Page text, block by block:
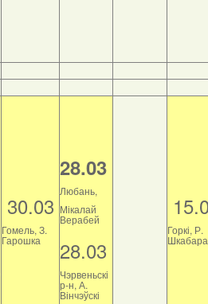
30.03
Гомель, З.
Гарошка
28.03
Любань,
Мікалай
Верабей
28.03
Чэрвеньскі
р-н, А.
Вінчэўскі
Горкі, Р.
Шкабара